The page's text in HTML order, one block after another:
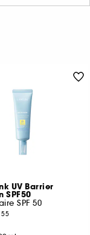
UV Barrier
SPF50
SPF 50
55